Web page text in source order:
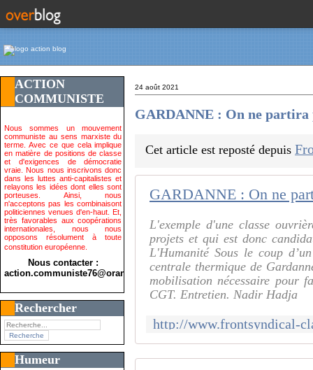
ACTION
COMMUNISTE
Nous sommes un mouvement
communiste au sens marxiste du
terme. Avec ce que cela implique
en matière de positions de classe
et d'exigences de démocratie
vraie. Nous nous inscrivons donc
dans les luttes anti-capitalistes et
relayons les idées dont elles sont
porteuses. Ainsi, nous
n'acceptons pas les combinaisont
politiciennes venues d'en-haut. Et,
très favorables aux coopérations
internationales, nous nous
opposons résolument à toute
constitution européenne.
Nous contacter :
action.communiste76@orange.fr>
Rechercher
Humeur
24 août 2021
GARDANNE : On ne partira
Cet article est reposté depuis
GARDANNE : On ne
L'exemple d'une classe
projets et qui est donc
L'Humanité Sous le coup
centrale thermique de
mobilisation nécessaire pour
CGT. Entretien. Nadir Hadja